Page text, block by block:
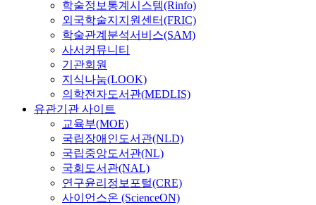
학술정보통계시스템(Rinfo)
외국학술지지원센터(FRIC)
학술관계분석서비스(SAM)
사서커뮤니티
기관회원
지식나눔(LOOK)
의학전자도서관(MEDLIS)
유관기관 사이트
교육부(MOE)
국립장애인도서관(NLD)
국립중앙도서관(NL)
국회도서관(NAL)
연구윤리정보포털(CRE)
사이언스온 (ScienceON)